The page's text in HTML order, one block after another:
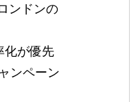
ンドンの
化が優先
ンペーン